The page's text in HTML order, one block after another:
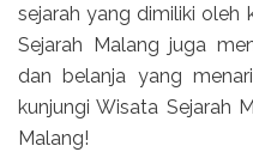
sejarah yang dimiliki oleh
Sejarah Malang juga
dan belanja yang
kunjungi Wisata Sejarah
Malang!